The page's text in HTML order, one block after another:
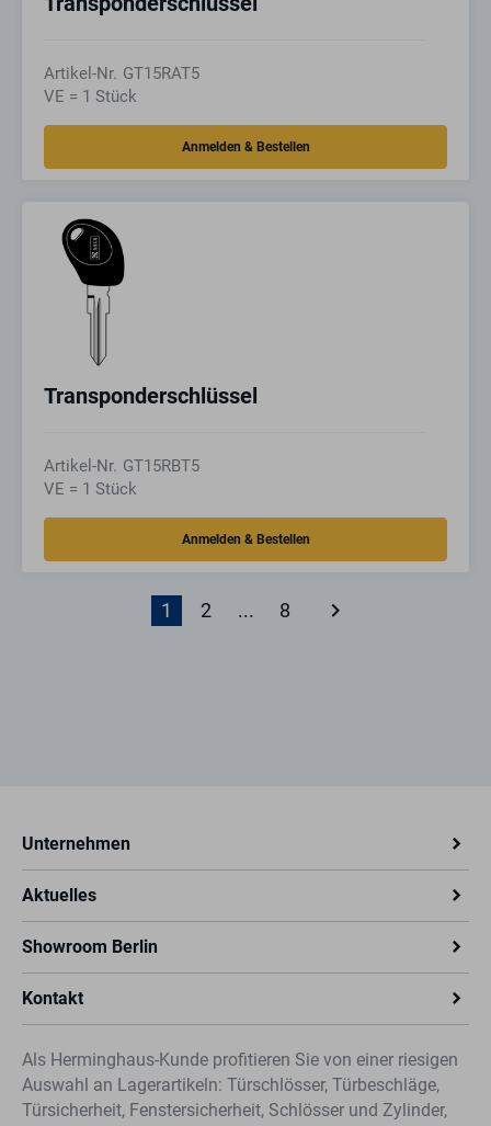
Artikel-Nr. GT15RAT5
VE = 1 Stück
Transponderschlüssel
Artikel-Nr. GT15RBT5
VE = 1 Stück
1 2 ... 8 keyboard_arrow_right
Unternehmen
Aktuelles
Showroom Berlin
Kontakt
Als Herminghaus-Kunde profitieren Sie von einer riesigen
Auswahl an Lagerartikeln: Türschlösser, Türbeschläge,
Türsicherheit, Fenstersicherheit, Schlösser und Zylinder,